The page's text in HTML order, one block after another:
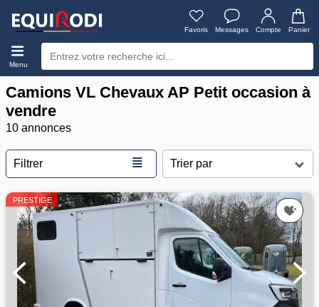
Favoris Messages Compte Panier
Menu
Camions VL Chevaux AP Petit occasion à
vendre
10 annonces
Filtrer ≣
PRESTIGE